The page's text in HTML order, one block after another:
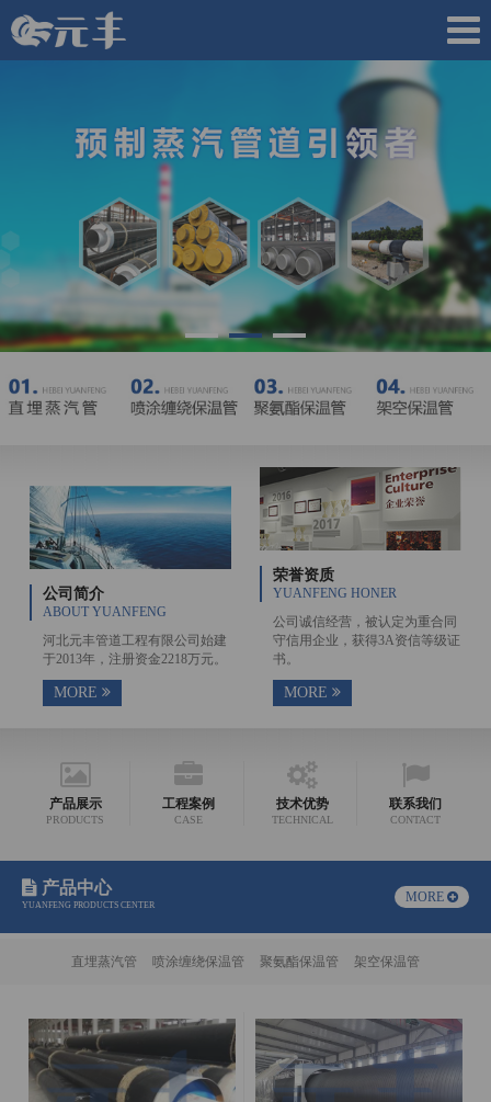
公司简介
ABOUT YUANFENG
河北元丰管道工程有限公司始建
于2013年，注册资金2218万元。
MORE
荣誉资质
YUANFENG HONER
公司诚信经营，被认定为重合同
守信用企业，获得3A资信等级证
书。
MORE
产品展示
PRODUCTS
工程案例
CASE
技术优势
TECHNICAL
联系我们
CONTACT
产品中心
YUANFENG PRODUCTS CENTER
MORE
直埋蒸汽管 喷涂缠绕保温管 聚氨酯保温管 架空保温管